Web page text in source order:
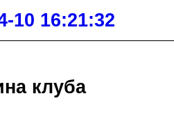
10 16:21:32
клуба